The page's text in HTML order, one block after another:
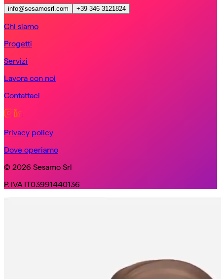
info@sesamosrl.com +39 346 3121824
Chi siamo
Progetti
Servizi
Lavora con noi
Contattaci
Privacy policy
Dove operiamo
© 2026 Sesamo Srl
P. IVA IT03991440136